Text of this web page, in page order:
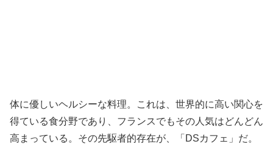
体に優しいヘルシーな料理。これは、世界的に高い関心を
得ている食分野であり、フランスでもその人気はどんどん
高まっている。その先駆者的存在が、「DSカフェ」だ。